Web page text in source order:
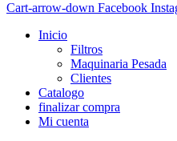
Cart-arrow-down Facebook
Inicio
Filtros
Maquinaria Pesada
Clientes
Catalogo
finalizar compra
Mi cuenta